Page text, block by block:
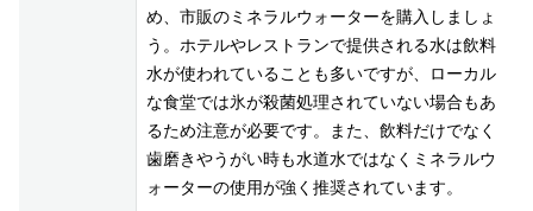
め、市販のミネラルウォーターを購入しましょ
う。ホテルやレストランで提供される水は飲料
水が使われていることも多いですが、ローカル
な食堂では氷が殺菌処理されていない場合もあ
るため注意が必要です。また、飲料だけでなく
歯磨きやうがい時も水道水ではなくミネラルウ
ォーターの使用が強く推奨されています。